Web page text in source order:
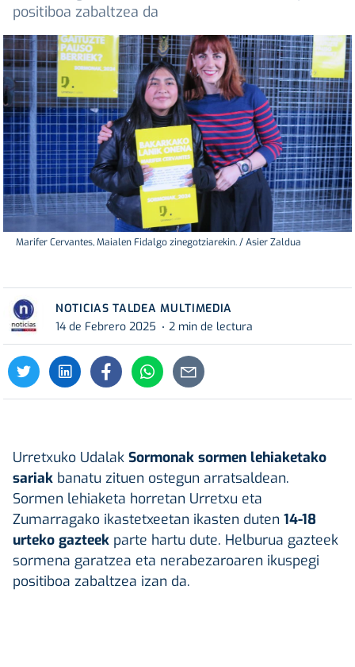
positiboa zabaltzea da
Marifer Cervantes, Maialen Fidalgo zinegotziarekin. / Asier Zaldua
NOTICIAS TALDEA MULTIMEDIA
14 de Febrero 2025
2 min de lectura
Urretxuko Udalak Sormonak sormen lehiaketako
sariak banatu zituen ostegun arratsaldean.
Sormen lehiaketa horretan Urretxu eta
Zumarragako ikastetxeetan ikasten duten 14-18
urteko gazteek parte hartu dute. Helburua gazteek
sormena garatzea eta nerabezaroaren ikuspegi
positiboa zabaltzea izan da.